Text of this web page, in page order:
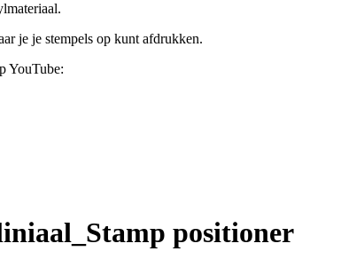
je je stempels op kunt afdrukken.
YouTube:
positioner